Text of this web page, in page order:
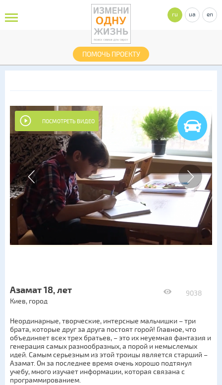
ПОМОЧЬ ПРОЕКТУ
ru ua en
ПОСМОТРЕТЬ ВИДЕО
9038
Азамат 18, лет
Киев, город
Неординарные, творческие, интерсные мальчишки – три
брата, которые друг за друга постоят горой! Главное, что
объединяет всех трех братьев, – это их неуемная фантазия и
генерация самых разнообразных, а порой и немыслемых
идей. Самым серьезным из этой троицы является старший –
Азамат. Он за последнее время очень хорошо подтянул
учебу, много изучает информации, которая связана с
программированием.